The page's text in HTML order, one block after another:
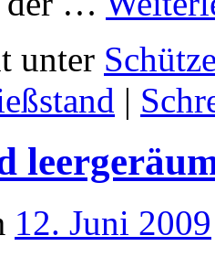
unter
|
12. Juni 2009